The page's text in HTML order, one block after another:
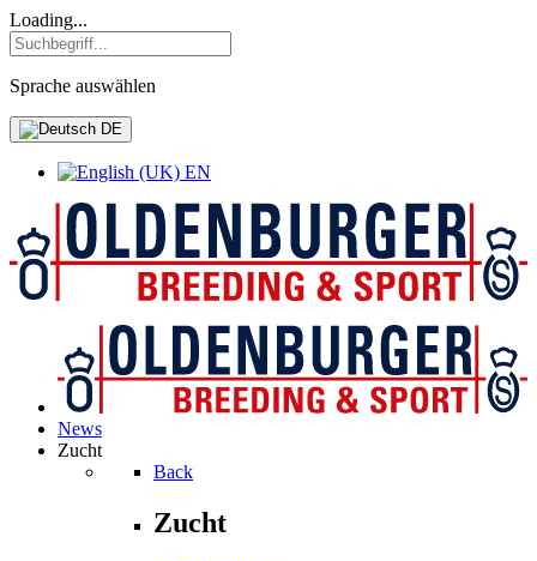
Loading...
Sprache auswählen
DE
EN
News
Zucht
Back
Zucht